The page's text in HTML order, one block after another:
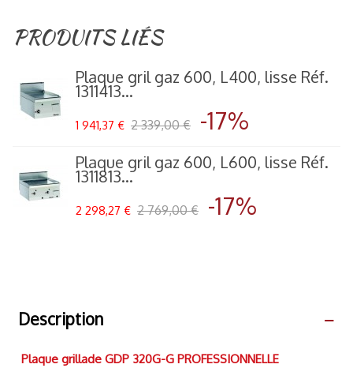
PRODUITS LIÉS
Plaque gril gaz 600, L400, lisse Réf.
1311413...
1 941,37 € 2 339,00 € -17%
Plaque gril gaz 600, L600, lisse Réf.
1311813...
2 298,27 € 2 769,00 € -17%
Description
Plaque grillade GDP 320G-G PROFESSIONNELLE